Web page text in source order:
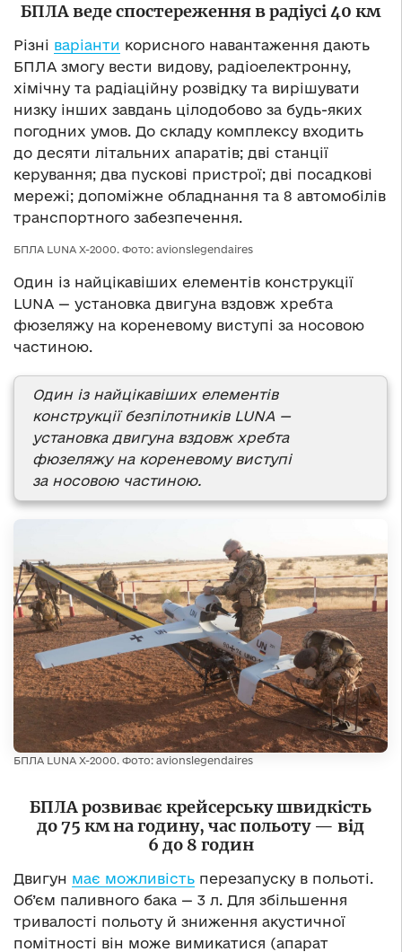
БПЛА веде спостереження в радіусі 40 км
Різні варіанти корисного навантаження дають
БПЛА змогу вести видову, радіоелектронну,
хімічну та радіаційну розвідку та вирішувати
низку інших завдань цілодобово за будь-яких
погодних умов. До складу комплексу входить
до десяти літальних апаратів; дві станції
керування; два пускові пристрої; дві посадкові
мережі; допоміжне обладнання та 8 автомобілів
транспортного забезпечення.
БПЛА LUNA X-2000. Фото: avionslegendaires
Один із найцікавіших елементів конструкції
LUNA — установка двигуна вздовж хребта
фюзеляжу на кореневому виступі за носовою
частиною.
Один із найцікавіших елементів
конструкції безпілотників LUNA —
установка двигуна вздовж хребта
фюзеляжу на кореневому виступі
за носовою частиною.
БПЛА LUNA X-2000. Фото: avionslegendaires
БПЛА розвиває крейсерську швидкість
до 75 км на годину, час польоту — від
6 до 8 годин
Двигун має можливість перезапуску в польоті.
Об’єм паливного бака — 3 л. Для збільшення
тривалості польоту й зниження акустичної
помітності він може вимикатися (апарат